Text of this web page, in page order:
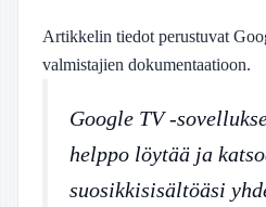
Artikkelin tiedot perustuvat
valmistajien dokumentaatioon.
Google TV -
helppo löytää ja
suosikkisisältöäsi